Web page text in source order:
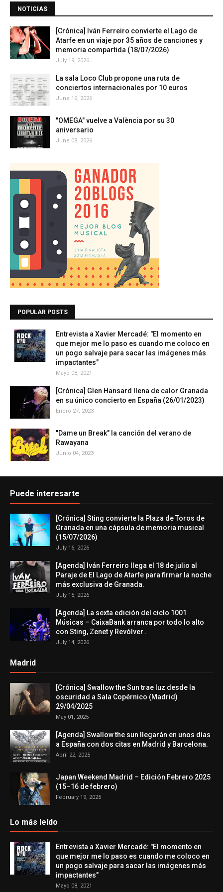
NOTICIAS
[Crónica] Iván Ferreiro convierte el Lago de
Atarfe en un viaje por 35 años de canciones y
memoria compartida (18/07/2026)
July 19, 2026
La sala Loco Club propone una ruta de
conciertos internacionales por 10 euros
June 16, 2026
"OMEGA" vuelve a València por su 30
aniversario
June 08, 2026
POPULAR POSTS
Entrevista a Xavier Mercadé: "El momento en
que mejor me lo paso es cuando me coloco en
un pogo salvaje para sacar las imágenes más
impactantes"
Mayo 08, 2021
[Crónica] Glen Hansard llena de calor Granada
en su único concierto en España (26/01/2023)
Enero 27, 2023
"Dame un Break" la canción del verano de
Rawayana
Junio 04, 2023
Puede interesarte
[Crónica] Sting convierte la Plaza de Toros de
Granada en una cápsula de memoria musical
(15/07/2026)
July 16, 2026
[Agenda] Iván Ferreiro llega el 18 de julio al
Paraje de El Lago de Atarfe para firmar la noche
más exclusiva de Granada.
July 15, 2026
[Agenda] La sexta edición del ciclo 1001
Músicas – CaixaBank arranca por todo lo alto
con Sting, Zenet y Revólver .
July 14, 2026
Madrid
[Crónica] Swallow the Sun trae luz desde la
oscuridad a Sala Copérnico (Madrid)
29/04/2025
May 01, 2025
[Agenda] Swallow the sun llegarán en unos días
a España con dos citas en Madrid y Barcelona.
April 22, 2025
Japan Weekend Madrid – Edición Febrero 2025
(15–16 de febrero)
February 19, 2025
Lo más leído
Entrevista a Xavier Mercadé: "El momento en
que mejor me lo paso es cuando me coloco en
un pogo salvaje para sacar las imágenes más
impactantes"
Mayo 08, 2021